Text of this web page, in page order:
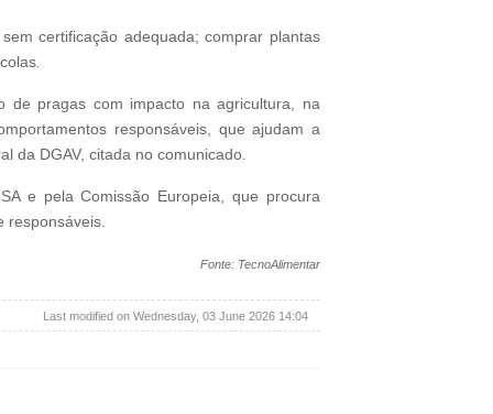
certificação adequada; comprar plantas
de pragas com impacto na agricultura, na
responsáveis, que ajudam a
da DGAV, citada no comunicado.
e pela Comissão Europeia, que procura
Fonte: TecnoAlimentar
Last modified on Wednesday, 03 June 2026 14:04